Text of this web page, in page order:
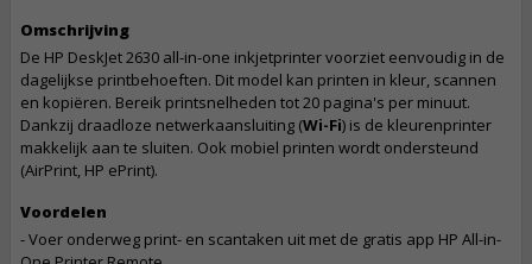
Omschrijving
De HP DeskJet 2630 all-in-one inkjetprinter voorziet eenvoudig in de
dagelijkse printbehoeften. Dit model kan printen in kleur, scannen
en kopiëren. Bereik printsnelheden tot 20 pagina's per minuut.
Dankzij draadloze netwerkaansluiting (Wi-Fi) is de kleurenprinter
makkelijk aan te sluiten. Ook mobiel printen wordt ondersteund
(AirPrint, HP ePrint).
Voordelen
- Voer onderweg print- en scantaken uit met de gratis app HP All-in-